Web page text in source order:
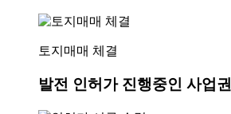
토지매매 체결
발전 인허가 진행중인 사업권